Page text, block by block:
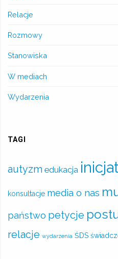
Relacje
Rozmowy
Stanowiska
W mediach
Wydarzenia
TAGI
autyzm edukacja
konsultacje media o nas
państwo petycje
relacje wydarzenia ŚDS